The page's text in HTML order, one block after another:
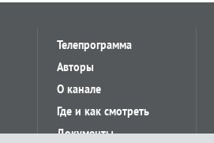
Телепрограмма
Авторы
О канале
Где и как смотреть
Документы